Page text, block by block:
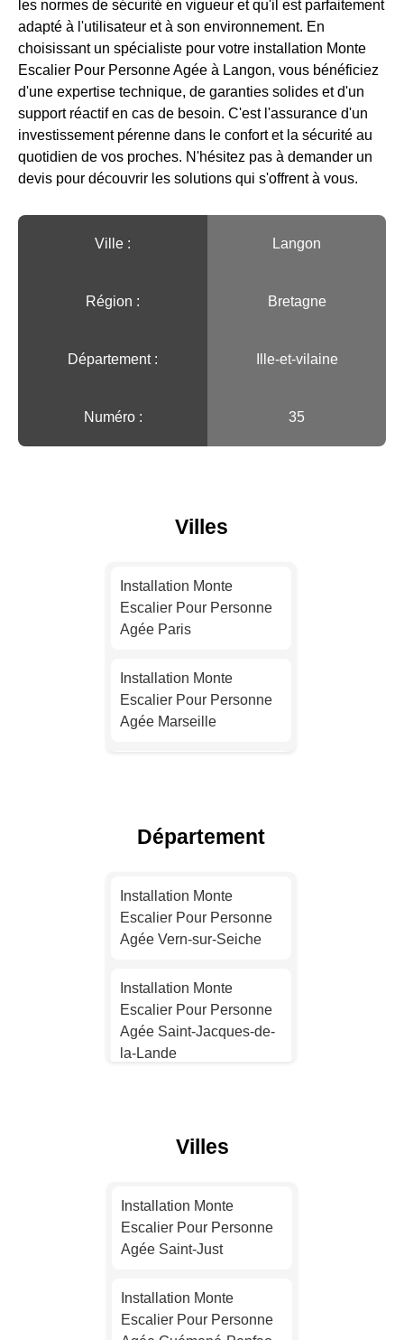
les normes de sécurité en vigueur et qu'il est parfaitement
adapté à l'utilisateur et à son environnement. En
choisissant un spécialiste pour votre installation Monte
Escalier Pour Personne Agée à Langon, vous bénéficiez
d'une expertise technique, de garanties solides et d'un
support réactif en cas de besoin. C'est l'assurance d'un
investissement pérenne dans le confort et la sécurité au
quotidien de vos proches. N'hésitez pas à demander un
devis pour découvrir les solutions qui s'offrent à vous.
Ville :️ Langon
Région :️ Bretagne
Département : Ille-et-vilaine
Numéro : 35
Villes
Installation Monte
Escalier Pour Personne
Agée Paris
Installation Monte
Escalier Pour Personne
Agée Marseille
Installation Monte
Installation Monte
Installation Monte
Escalier Pour Personne
Installation Monte
Département
Installation Monte
Escalier Pour Personne
Agée Vern-sur-Seiche
Installation Monte
Escalier Pour Personne
Agée Saint-Jacques-de-
la-Lande
Agée Cesson-Sévigné
Villes
Installation Monte
Escalier Pour Personne
Agée Saint-Just
Installation Monte
Escalier Pour Personne